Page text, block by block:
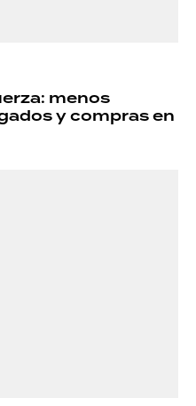
menos
y compras en